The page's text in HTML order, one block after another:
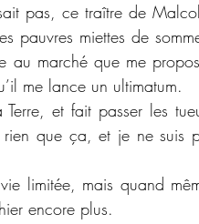
pas, ce traître de
pauvres miettes de
au marché que me
me lance un ultimatum.
et fait passer les
que ça, et je ne suis
limitée, mais quand
encore plus.